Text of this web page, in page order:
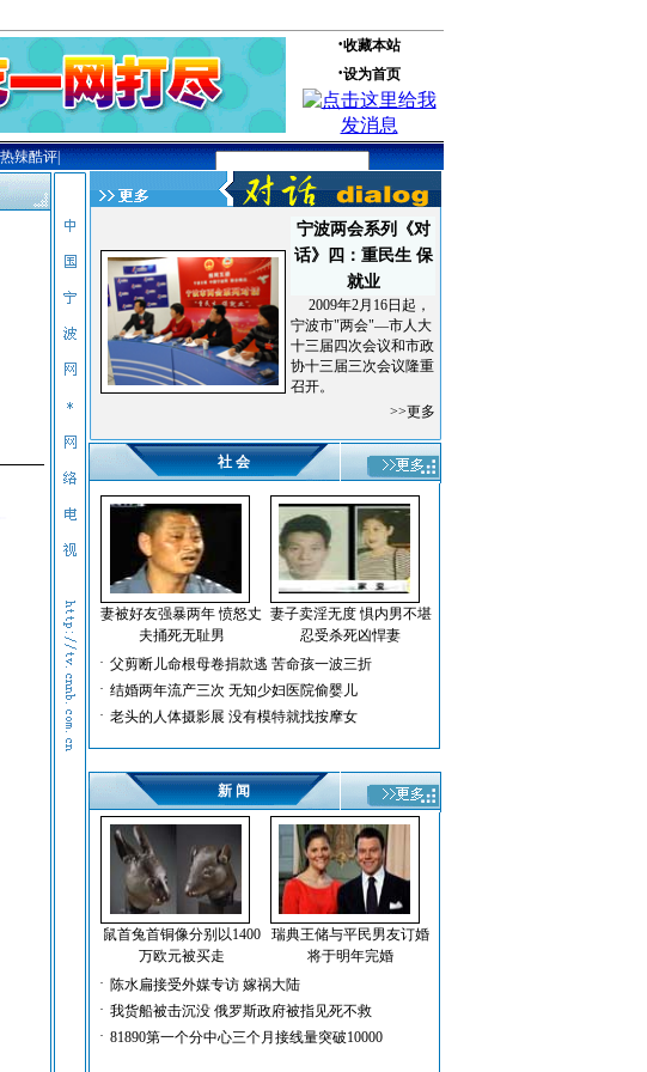
宁波两会系列《对
话》四：重民生 保
就业
2009年2月16日起，
宁波市"两会"—市人大
十三届四次会议和市政
协十三届三次会议隆重
召开。
>>更多
社 会
妻被好友强暴两年 愤怒丈
夫捅死无耻男
妻子卖淫无度 惧内男不堪
忍受杀死凶悍妻
· 父剪断儿命根母卷捐款逃 苦命孩一波三折
· 结婚两年流产三次 无知少妇医院偷婴儿
· 老头的人体摄影展 没有模特就找按摩女
新 闻
鼠首兔首铜像分别以1400
万欧元被买走
瑞典王储与平民男友订婚
将于明年完婚
· 陈水扁接受外媒专访 嫁祸大陆
· 我货船被击沉没 俄罗斯政府被指见死不救
· 81890第一个分中心三个月接线量突破10000